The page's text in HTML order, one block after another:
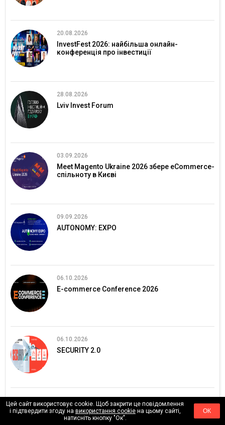
20.08.2026
InvestFest 2026: найбільша онлайн-
конференція про інвестиції
28.08.2026
Lviv Invest Forum
03.09.2026
Meet Magento Ukraine 2026 збере eCommerce-
спільноту в Києві
09.09.2026
AUTONOMY: EXPO
06.10.2026
E-commerce Conference 2026
06.10.2026
SECURITY 2.0
13.10.2026
ЄвроБудЕкспо 2026
Цей сайт використовує cookie. Щоб закрити це повідомлення
і підтвердити згоду на використання cookieна цьому сайті,
натисніть кнопку "Ок".
ОК